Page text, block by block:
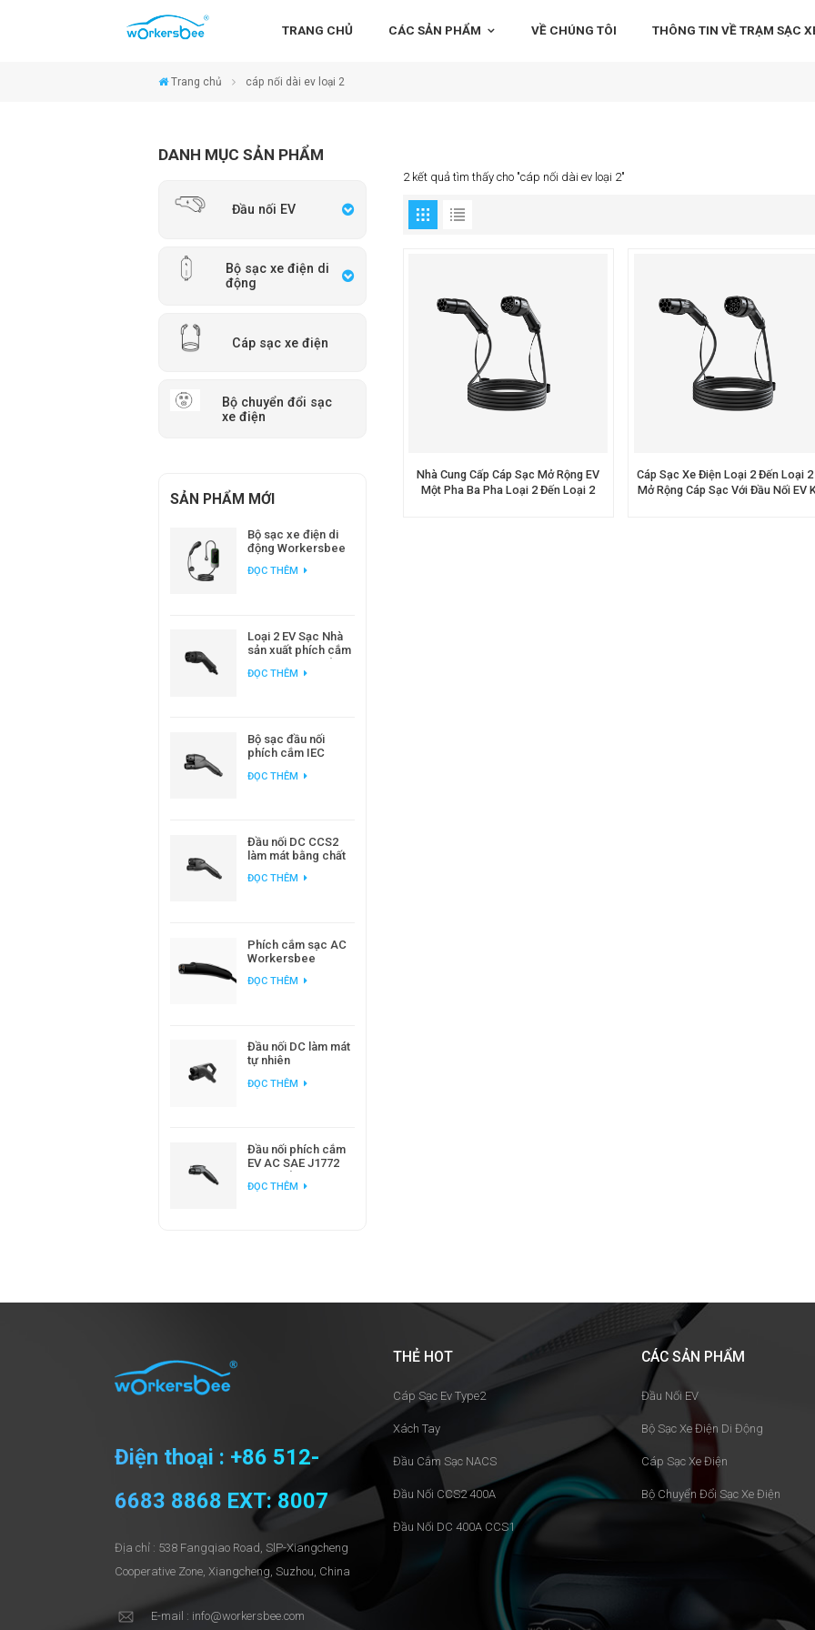
TRANG CHỦ CÁC SẢN PHẨM VỀ CHÚNG TÔI THÔNG TIN VỀ TRẠM SẠC
Trang chủ cáp nối dài ev loại 2
DANH MỤC SẢN PHẨM
Đầu nối EV
Bộ sạc xe điện di
động
Cáp sạc xe điện
Bộ chuyển đổi sạc
xe điện
SẢN PHẨM MỚI
Bộ sạc xe điện di
động Workersbee
dòng điện điều
ĐỌC THÊM
Loại 2 EV Sạc Nhà
sản xuất phích cắm
Châu Âu
ĐỌC THÊM
Bộ sạc đầu nối
phích cắm IEC
cho trạm sạc EV
ĐỌC THÊM
Đầu nối DC CCS2
làm mát bằng chất
dành cho sạc xe
ĐỌC THÊM
Phích cắm sạc AC
Workersbee
sạc EV tại nhà và nơi
ĐỌC THÊM
Đầu nối DC làm mát
tự nhiên
CCS2 để sạc nhanh
ĐỌC THÊM
Đầu nối phích cắm
EV AC SAE J1772
điện
ĐỌC THÊM
2 kết quả tìm thấy cho "cáp nối dài ev loại 2"
Nhà Cung Cấp Cáp Sạc Mở Rộng EV
Một Pha Ba Pha Loại 2 Đến Loại 2
Cáp Sạc Xe Điện Loại 2 Đến Loại 2
Mở Rộng Cáp Sạc Với Đầu Nối EV
Điện thoại : +86 512-
6683 8868 EXT: 8007
Địa chỉ : 538 Fangqiao Road, SlP-Xiangcheng
Cooperative Zone, Xiangcheng, Suzhou, China
E-mail : info@workersbee.com
THẺ HOT
Cáp Sạc Ev Type2
Xách Tay
Đầu Cắm Sạc NACS
Đầu Nối CCS2 400A
Đầu Nối DC 400A CCS1
CÁC SẢN PHẨM
Đầu Nối EV
Bộ Sạc Xe Điện Di Động
Cáp Sạc Xe Điện
Bộ Chuyển Đổi Sạc Xe Điện